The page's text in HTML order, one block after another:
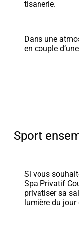
tisanerie.
Dans une
en couple
Sport
Si vous
Spa Privatif
privatiser sa
lumière du jour